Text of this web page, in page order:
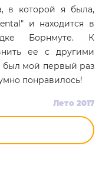
в которой я была,
и находится в
Борнмуте. К
ее с другими
был мой первый раз
понравилось!
Лето 2017